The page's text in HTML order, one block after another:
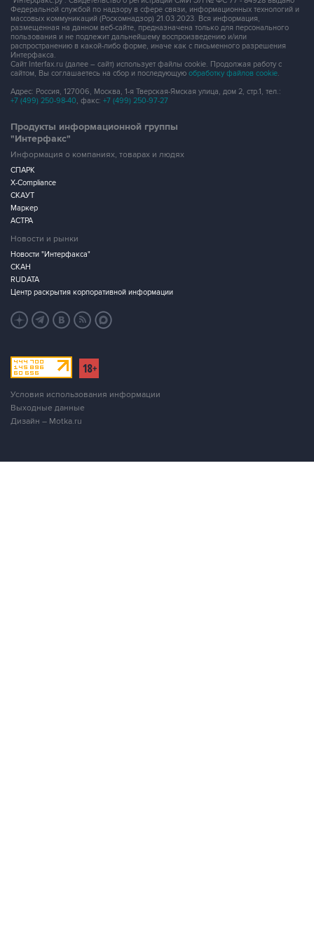
пользования и не подлежит дальнейшему воспроизведению и/или
распространению в какой-либо форме, иначе как с письменного разрешения
Интерфакса.
Сайт Interfax.ru (далее – сайт) использует файлы cookie. Продолжая работу с
сайтом, Вы соглашаетесь на сбор и последующую обработку файлов cookie.
Адрес: Россия, 127006, Москва, 1-я Тверская-Ямская улица, дом 2, стр.1, тел.:
+7 (499) 250-98-40, факс: +7 (499) 250-97-27
Продукты информационной группы
Информация о компаниях, товарах и людях
СПАРК
X-Compliance
СКАУТ
Маркер
АСТРА
Новости и рынки
Новости "Интерфакса"
СКАН
RUDATA
Центр раскрытия корпоративной информации
Условия использования информации
Выходные данные
Дизайн – Motka.ru